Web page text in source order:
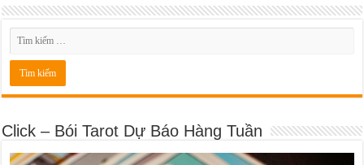
Click – Bói Tarot Dự Báo Hàng Tuần